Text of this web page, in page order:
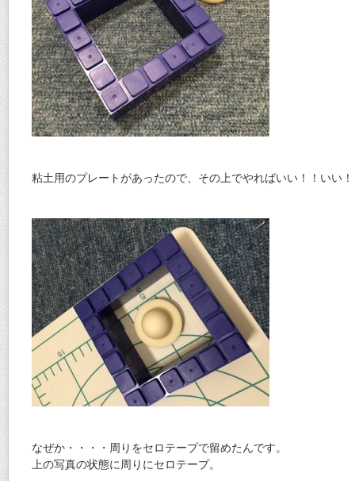
粘土用のプレートがあったので、その上でやればいい！！いい
なぜか・・・・周りをセロテープで留めたんです。
上の写真の状態に周りにセロテープ。